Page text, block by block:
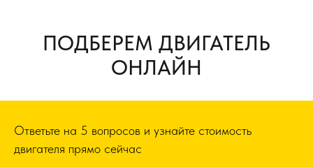
ПОДБЕРЕМ ДВИГАТЕЛЬ
ОНЛАЙН
Ответьте на 5 вопросов и узнайте стоимость
двигателя прямо сейчас